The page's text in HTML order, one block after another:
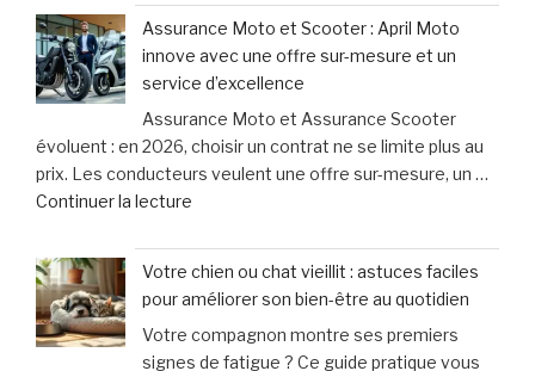
que
15
minutes
:
découvrez
les
erreurs
fréquentes
à
éviter
Assurance Moto et Scooter : April Moto
innove avec une offre sur-mesure et un
service d’excellence
Assurance Moto et Assurance Scooter
évoluent : en 2026, choisir un contrat ne se limite plus au
prix. Les conducteurs veulent une offre sur-mesure, un …
Continuer la lecture
Moto
et
Scooter
:
April
Votre chien ou chat vieillit : astuces faciles
pour améliorer son bien-être au quotidien
Votre compagnon montre ses premiers
signes de fatigue ? Ce guide pratique vous